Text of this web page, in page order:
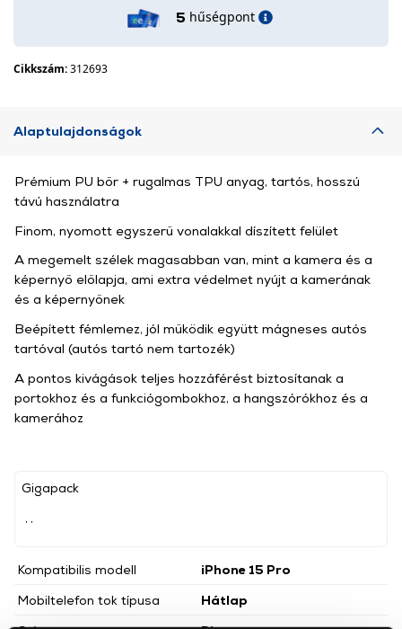
5 hűségpont
Cikkszám:312693
Alaptulajdonságok
Gigapack
Kompatibilis modell
iPhone 15 Pro
Mobiltelefon tok típusa
Hátlap
Prémium PU bőr + rugalmas TPU anyag, tartós, hosszú
távú használatra
Finom, nyomott egyszerű vonalakkal díszített felület
A megemelt szélek magasabban van, mint a kamera és a
képernyő előlapja, ami extra védelmet nyújt a kamerának
és a képernyőnek
Beépített fémlemez, jól működik együtt mágneses autós
tartóval (autós tartó nem tartozék)
A pontos kivágások teljes hozzáférést biztosítanak a
portokhoz és a funkciógombokhoz, a hangszórókhoz és a
kamerához